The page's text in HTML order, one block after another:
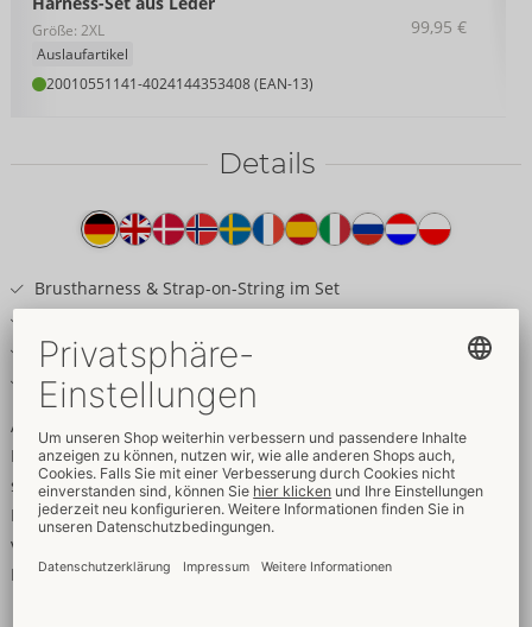
Größe: 2XL
Auslaufartikel
20010551141-4024144353408 (EAN-13)
99,95 €
Details
Produkttext
Brustharness & Strap-on-String im Set
Vielfach mit Schnallenverschlüssen verstellbar
String für Dildo/Vibrator mit Saug-/Standfuß
Aufwendig gearbeitet und vielfach größenverstellbar!
Harness-Set von ZADO aus schwarzem Büffelleder mit
silberfarbenen Metalldetails. Bestehend aus busenfreiem
Brustharness (Cup B/C) und Strap-on-String. Beide Teile sind
vielfältig mit Schnallenverschlüssen für perfekte komfortable
Passform verstellbar.